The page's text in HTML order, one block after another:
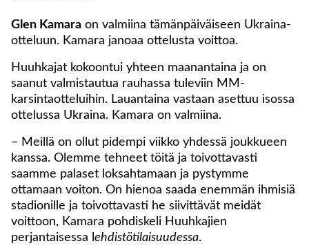
Glen Kamara on valmiina tämänpäiväiseen Ukraina-
otteluun. Kamara janoaa ottelusta voittoa.
Huuhkajat kokoontui yhteen maanantaina ja on
saanut valmistautua rauhassa tuleviin MM-
karsintaotteluihin. Lauantaina vastaan asettuu isossa
ottelussa Ukraina. Kamara on valmiina.
– Meillä on ollut pidempi viikko yhdessä joukkueen
kanssa. Olemme tehneet töitä ja toivottavasti
saamme palaset loksahtamaan ja pystymme
ottamaan voiton. On hienoa saada enemmän ihmisiä
stadionille ja toivottavasti he siivittävät meidät
voittoon, Kamara pohdiskeli Huuhkajien
perjantaisessa l ehdistötilaisuudessa.